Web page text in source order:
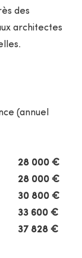
des
architectes
(annuel
28 000 €
28 000 €
30 800 €
33 600 €
37 828 €